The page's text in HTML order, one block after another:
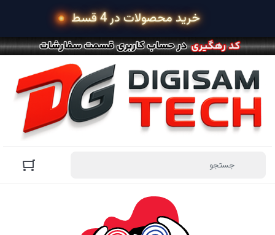
خرید محصولات در 4 قسط با اسنپ